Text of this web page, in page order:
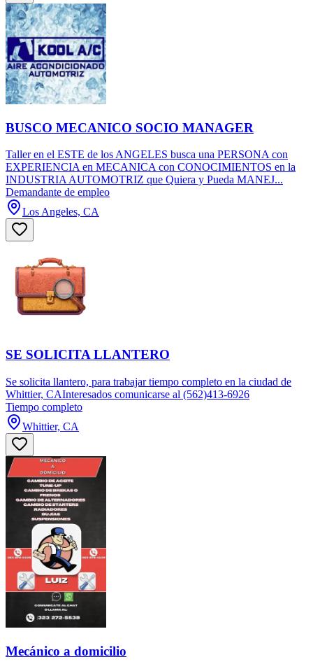
BUSCO MECANICO SOCIO MANAGER
Taller en el ESTE de los ANGELES busca una PERSONA con
EXPERIENCIA en MECANICA con CONOCIMIENTOS en la
INDUSTRIA AUTOMOTRIZ que Quiera y Pueda MANEJ...
Demandante de empleo
Los Angeles, CA
SE SOLICITA LLANTERO
Se solicita llantero, para trabajar tiempo completo en la ciudad de
Whittier, CAInteresados comunicarse al (562)413-6926
Tiempo completo
Whittier, CA
Mecánico a domicilio